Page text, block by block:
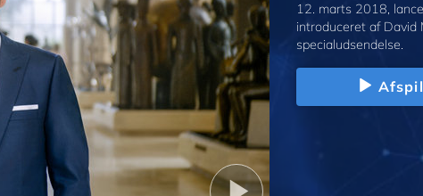
12. marts 2018,
introduceret af David
specialudsendelse.
Afspil